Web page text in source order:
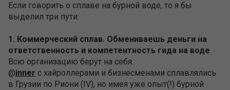
Если говорить о сплаве на бурной воде, то я бы
выделил три пути:
1. Коммерческий сплав. Обмениваешь деньги на
ответственность и компетентность гида на воде.
Всю организацию берут на себя.
@inner с хайроллерами и бизнесменами сплавлялись
в Грузии по Риони (IV), но имея уже опыт(!) бурной